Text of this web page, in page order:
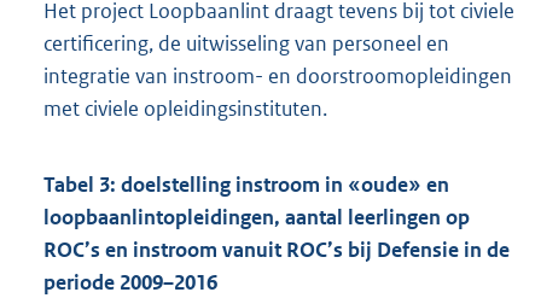
Het project Loopbaanlint draagt tevens bij tot civiele
certificering, de uitwisseling van personeel en
integratie van instroom- en doorstroomopleidingen
met civiele opleidingsinstituten.
Tabel 3: doelstelling instroom in «oude» en
loopbaanlintopleidingen, aantal leerlingen op
ROC’s en instroom vanuit ROC’s bij Defensie in de
periode 2009–2016